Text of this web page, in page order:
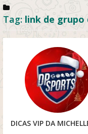
Tag: link de